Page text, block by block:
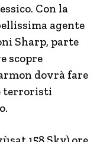
Con la
agente
Sharp, parte
scopre
dovrà fare
terroristi